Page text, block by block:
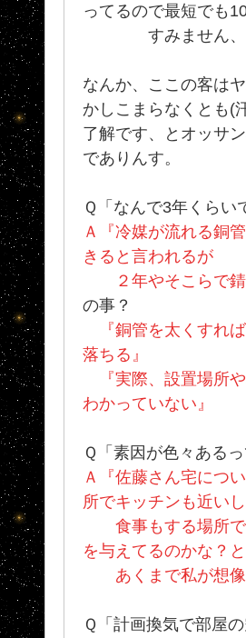
ってるので最短でも
すみません、ス
なんか、ここの客は
かしこまらなくとも(
了解です、とオッサ
でありんす。
Ｑ「なんで3年くら
Ａ『冷媒が流れる銅
きると言われるが
２年やそこらで錆
の事？
『銅管を太くすれ
落ちる』
『実際、設置場所
わかっていない』
Ｑ「素因が色々あるっ
Ａ『佐藤さん宅につ
所でキッチンも近いし
食事もする場所で
を与えてるのかな？と
あくまで私が想像
Ｑ「計画換気で部屋